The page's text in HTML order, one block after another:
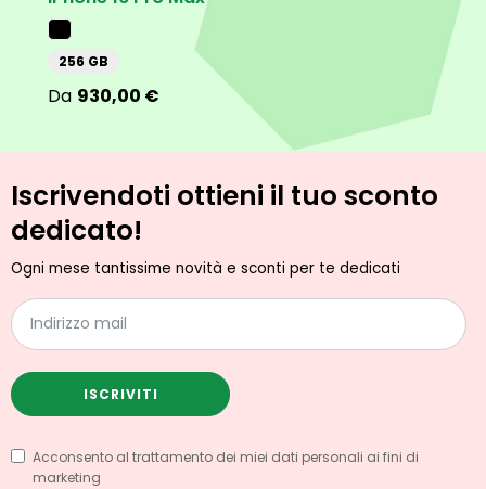
256 GB
930,00 €
Iscrivendoti ottieni il tuo sconto
dedicato!
Ogni mese tantissime novità e sconti per te dedicati
ISCRIVITI
Acconsento al trattamento dei miei dati personali ai fini di
marketing